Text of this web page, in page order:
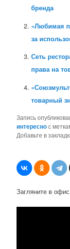
бренда
«Любимая
за
Сеть
права на
товарный
Запись
интереснос
Добавьте в
Загляните в